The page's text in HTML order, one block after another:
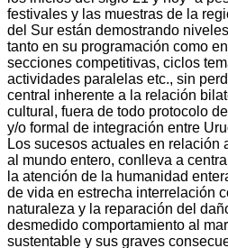
festivales y las muestras de la
del Sur están demostrando
tanto en su programación como
secciones competitivas, ciclos
actividades paralelas etc., sin
central inherente a la relación
cultural, fuera de todo protocolo
y/o formal de integración entre
Los sucesos actuales en relación
al mundo entero, conlleva a
la atención de la humanidad
de vida en estrecha interrelación
naturaleza y la reparación del
desmedido comportamiento al
sustentable y sus graves